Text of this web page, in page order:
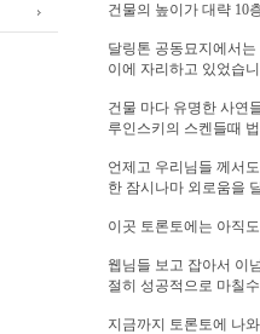
건물의 높이가 대략 10
달링톤 공동묘지에서
이에 자리하고 있었습
건물 마다 유명한 사연
루인스키의 스켄들때
언제고 우리님들 께서
한 잠시나마 외로움을
이곳 토론토에는 아직
웹님들 보고 잡아서 이
절히 성공적으로 마칠
지금까지 토론토에 나